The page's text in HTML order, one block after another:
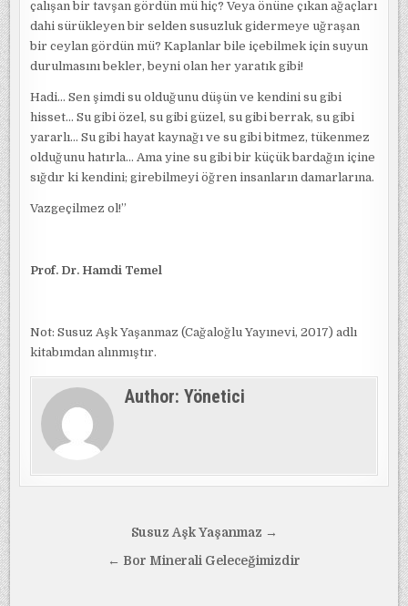
çalışan bir tavşan gördün mü hiç? Veya önüne çıkan ağaçları
dahi sürükleyen bir selden susuzluk gidermeye uğraşan
bir ceylan gördün mü? Kaplanlar bile içebilmek için suyun
durulmasını bekler, beyni olan her yaratık gibi!
Hadi… Sen şimdi su olduğunu düşün ve kendini su gibi
hisset… Su gibi özel, su gibi güzel, su gibi berrak, su gibi
yararlı… Su gibi hayat kaynağı ve su gibi bitmez, tükenmez
olduğunu hatırla… Ama yine su gibi bir küçük bardağın içine
sığdır ki kendini; girebilmeyi öğren insanların damarlarına.
Vazgeçilmez ol!”
Prof. Dr. Hamdi Temel
Not: Susuz Aşk Yaşanmaz (Cağaloğlu Yayınevi, 2017) adlı
kitabımdan alınmıştır.
Author:Yönetici
gezinmesi
Susuz Aşk Yaşanmaz →
← Bor Minerali Geleceğimizdir